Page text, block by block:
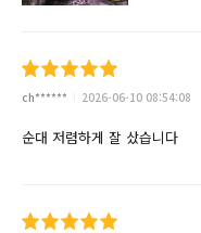
ch****** 2026-06-10 08:54:08
순대 저렴하게 잘 샀습니다